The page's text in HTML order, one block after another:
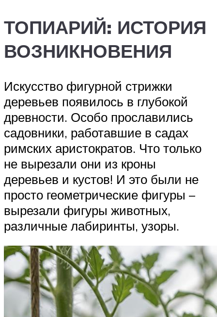
ТОПИАРИЙ: ИСТОРИЯ
ВОЗНИКНОВЕНИЯ
Искусство фигурной стрижки
деревьев появилось в глубокой
древности. Особо прославились
садовники, работавшие в садах
римских аристократов. Что только
не вырезали они из кроны
деревьев и кустов! И это были не
просто геометрические фигуры –
вырезали фигуры животных,
различные лабиринты, узоры.